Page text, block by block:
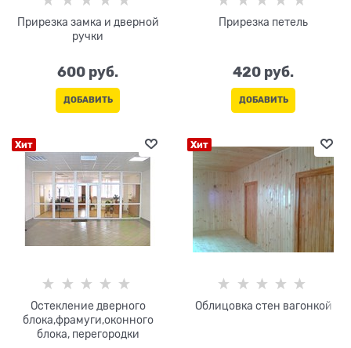
Прирезка замка и дверной
ручки
600 руб.
ДОБАВИТЬ
Прирезка петель
420 руб.
ДОБАВИТЬ
Хит
Остекление дверного
блока,фрамуги,оконного
блока, перегородки
Хит
Облицовка стен вагонкой